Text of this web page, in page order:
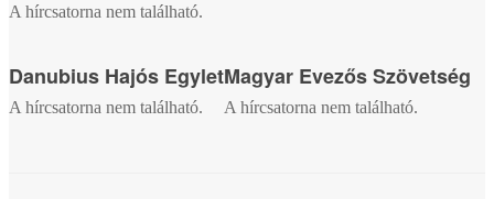
A hírcsatorna nem található.
Danubius Hajós Egylet
A hírcsatorna nem található.
Magyar Evezős Szövetség
A hírcsatorna nem található.